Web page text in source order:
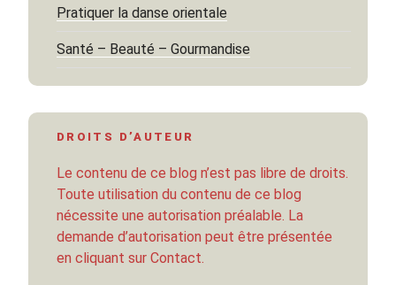
Pratiquer la danse orientale
Santé – Beauté – Gourmandise
DROITS D’AUTEUR
Le contenu de ce blog n’est pas libre de droits.
Toute utilisation du contenu de ce blog
nécessite une autorisation préalable. La
demande d’autorisation peut être présentée
en cliquant sur Contact.